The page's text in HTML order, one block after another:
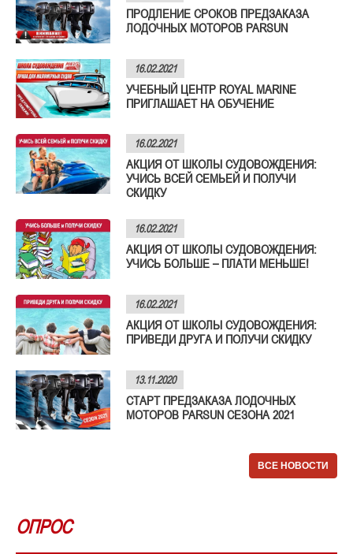
ПРОДЛЕНИЕ СРОКОВ ПРЕДЗАКАЗА
ЛОДОЧНЫХ МОТОРОВ PARSUN
16.02.2021
УЧЕБНЫЙ ЦЕНТР ROYAL MARINE
ПРИГЛАШАЕТ НА ОБУЧЕНИЕ
16.02.2021
АКЦИЯ ОТ ШКОЛЫ СУДОВОЖДЕНИЯ:
УЧИСЬ ВСЕЙ СЕМЬЕЙ И ПОЛУЧИ
СКИДКУ
16.02.2021
АКЦИЯ ОТ ШКОЛЫ СУДОВОЖДЕНИЯ:
УЧИСЬ БОЛЬШЕ – ПЛАТИ МЕНЬШЕ!
16.02.2021
АКЦИЯ ОТ ШКОЛЫ СУДОВОЖДЕНИЯ:
ПРИВЕДИ ДРУГА И ПОЛУЧИ СКИДКУ
13.11.2020
СТАРТ ПРЕДЗАКАЗА ЛОДОЧНЫХ
МОТОРОВ PARSUN СЕЗОНА 2021
ВСЕ НОВОСТИ
ОПРОС